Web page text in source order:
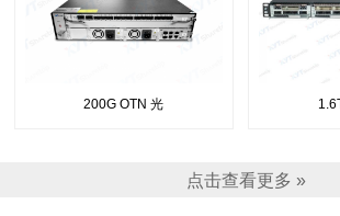
200G OTN 光
点击查看更多 »